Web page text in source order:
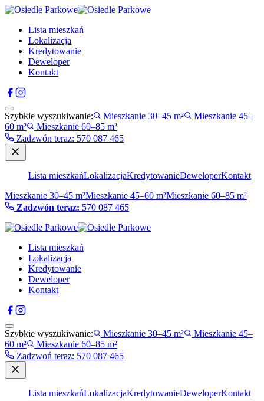
Lista mieszkań
Lokalizacja
Kredytowanie
Deweloper
Kontakt
Szybkie wyszukiwanie: Mieszkanie 30–45 m²
Mieszkanie 45–
60 m²
Mieszkanie 60–85 m²
Zadzwón teraz: 570 087 465
Lista mieszkańLokalizacjaKredytowanieDeweloperKontakt
Mieszkanie 30–45 m²Mieszkanie 45–60 m²Mieszkanie 60–85 m²
Zadzwón teraz: 570 087 465
Lista mieszkań
Lokalizacja
Kredytowanie
Deweloper
Kontakt
Szybkie wyszukiwanie: Mieszkanie 30–45 m²
Mieszkanie 45–
60 m²
Mieszkanie 60–85 m²
Zadzwoń teraz: 570 087 465
Lista mieszkańLokalizacjaKredytowanieDeweloperKontakt